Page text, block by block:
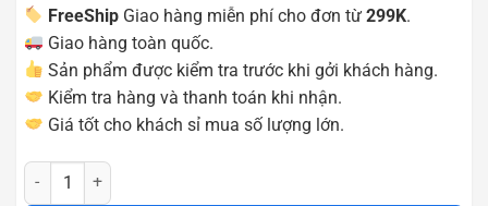
FreeShip Giao hàng miễn phí cho đơn từ299K.
Giao hàng toàn quốc.
Sản phẩm được kiểm tra trước khi gởi khách hàng.
Kiểm tra hàng và thanh toán khi nhận.
Giá tốt cho khách sỉ mua số lượng lớn.
Đế tản nhiệt laptop m6/l112 - 6 fan Scd3445 số lượng